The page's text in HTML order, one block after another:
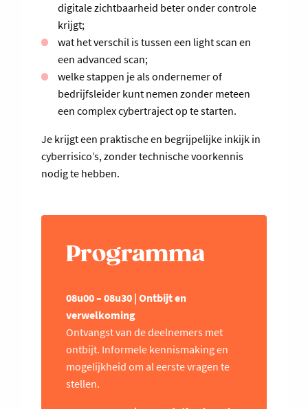
digitale zichtbaarheid beter onder controle
krijgt;
wat het verschil is tussen een light scan en
een advanced scan;
welke stappen je als ondernemer of
bedrijfsleider kunt nemen zonder meteen
een complex cybertraject op te starten.
Je krijgt een praktische en begrijpelijke inkijk in
cyberrisico’s, zonder technische voorkennis
nodig te hebben.
Programma
08u00 – 08u30 | Ontbijt en
verwelkoming
Ontvangst van de deelnemers met
ontbijt. Informele kennismaking en
mogelijkheid om al eerste vragen te
stellen.